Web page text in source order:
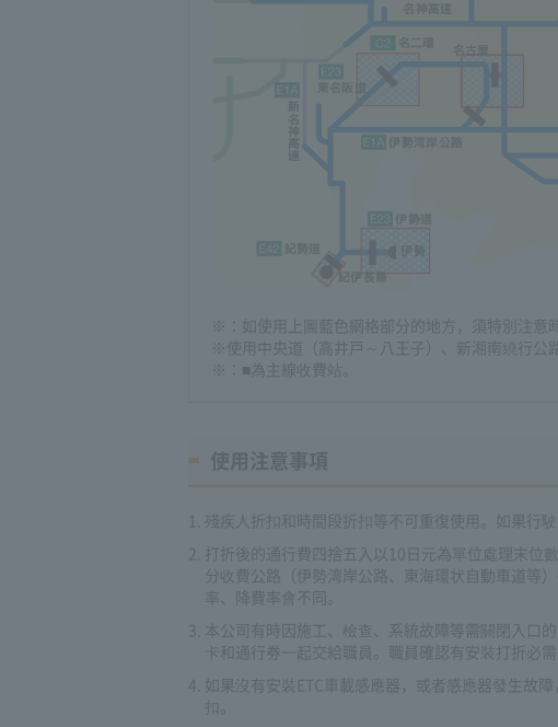
※：如使用上圖藍色網格部分的地方，須特別注意
※使用中央道（高井戸～八王子）、新湘南繞行
※：■為主線收費站。
使用注意事項
殘疾人折扣和時間段折扣等不可重復使用。如果行
打折後的通行費四捨五入以10日元為單位處理末位
分收費公路（伊勢湾岸公路、東海環状自動車道等
率、降費率會不同。
本公司有時因施工、檢查、系統故障等需關閉入口
卡和通行券一起交給職員。職員確認有安裝打折必
如果沒有安裝ETC車載感應器，或者感應器發生故
扣。